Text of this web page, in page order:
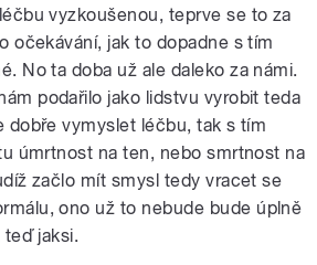
vyzkoušenou, teprve se to za
očekávání, jak to dopadne s tím
No ta doba už ale daleko za námi.
podařilo jako lidstvu vyrobit teda
dobře vymyslet léčbu, tak s tím
úmrtnost na ten, nebo smrtnost na
začlo mít smysl tedy vracet se
ono už to nebude bude úplně
jaksi.